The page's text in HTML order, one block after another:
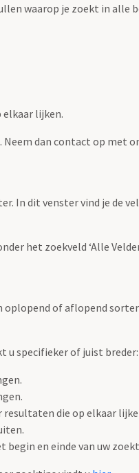
waarop je zoekt in alle
elkaar lijken.
dan contact op met
dit venster vind je de
zoekveld ‘Alle
oplopend of aflopend
u specifieker of juist breder:
die op elkaar
begin en einde van uw